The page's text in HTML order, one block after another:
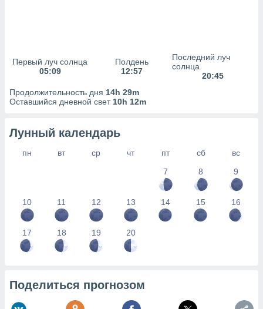
Первый луч солнца
05:09
Полдень
12:57
Последний луч
солнца
20:45
Продолжительность дня 14h 29m
Оставшийся дневной свет 10h 12m
Лунный календарь
пн вт ср чт пт сб
вс
7
8 9
10 11 12 13 14 15 16
17 18 19 20
Поделиться прогнозом